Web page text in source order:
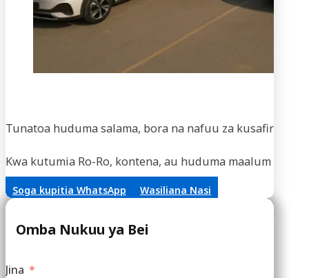
Tunatoa huduma salama, bora na nafuu za kusafirisha
Kwa kutumia Ro-Ro, kontena, au huduma maalum za
Soga kupitia WhatsApp Wasiliana Nasi
Omba Nukuu ya Bei
Jina